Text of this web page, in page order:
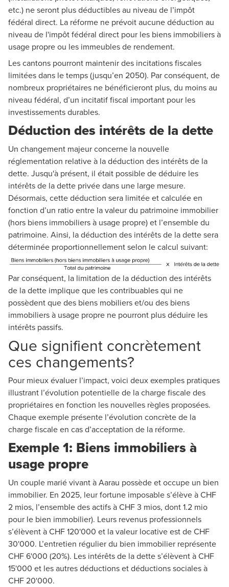
etc.) ne seront plus déductibles au niveau de l’impôt
fédéral direct. La réforme ne prévoit aucune déduction au
niveau de l'impôt fédéral direct pour les biens immobiliers à
usage propre ou les immeubles de rendement.
Les cantons pourront maintenir des incitations fiscales
limitées dans le temps (jusqu’en 2050). Par conséquent, de
nombreux propriétaires ne bénéficieront plus, du moins au
niveau fédéral, d’un incitatif fiscal important pour les
investissements durables.
Déduction des intérêts de la dette
Un changement majeur concerne la nouvelle
réglementation relative à la déduction des intérêts de la
dette. Jusqu'à présent, il était possible de déduire les
intérêts de la dette privée dans une large mesure.
Désormais, cette déduction sera limitée et calculée en
fonction d’un ratio entre la valeur du patrimoine immobilier
(hors biens immobiliers à usage propre) et l’ensemble du
patrimoine. Ainsi, la déduction des intérêts de la dette sera
déterminée proportionnellement selon le calcul suivant:
Par conséquent, la limitation de la déduction des intérêts
de la dette implique que les contribuables qui ne
possèdent que des biens mobiliers et/ou des biens
immobiliers à usage propre ne pourront plus déduire les
intérêts passifs.
Que signifient concrètement
ces changements?
Pour mieux évaluer l’impact, voici deux exemples pratiques
illustrant l’évolution potentielle de la charge fiscale des
propriétaires en fonction les nouvelles règles proposées.
Chaque exemple présente l’évolution concrète de la
charge fiscale en cas d’acceptation de la réforme.
Exemple 1: Biens immobiliers à
usage propre
Un couple marié vivant à Aarau possède et occupe un bien
immobilier. En 2025, leur fortune imposable s’élève à CHF
2 mios, l’ensemble des actifs à CHF 3 mios, dont 1.2 mio
pour le bien immobilier). Leurs revenus professionnels
s’élèvent à CHF 120'000 et la valeur locative est de CHF
30'000. L’entretien régulier du bien immobilier représente
CHF 6'000 (20%). Les intérêts de la dette s’élèvent à CHF
15'000 et les autres déductions et déductions sociales à
CHF 20'000.